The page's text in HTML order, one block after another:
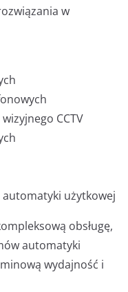
w
CCTV
użytkowej
obsługę,
automatyki
wydajność i